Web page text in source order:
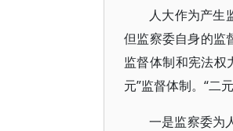
人大作为产生
但监察委自身的监
监督体制和宪法权
元”监督体制。“二
一是监察委为